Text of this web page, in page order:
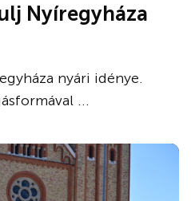
Nyíregyháza
nyári idénye.
...